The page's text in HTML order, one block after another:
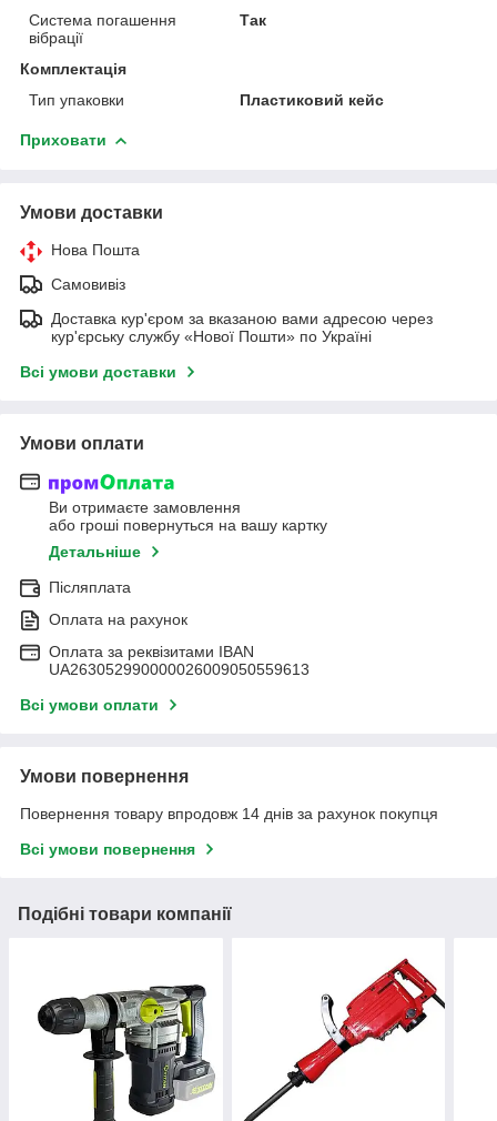
Система погашення
вібрації
Так
Комплектація
Тип упаковки
Пластиковий кейс
Приховати
Умови доставки
Нова Пошта
Самовивіз
Доставка кур'єром за вказаною вами адресою через
кур'єрську службу «Нової Пошти» по Україні
Всі умови доставки
Умови оплати
Ви отримаєте замовлення
або гроші повернуться на вашу картку
Детальніше
Післяплата
Оплата на рахунок
Оплата за реквізитами IBAN
UA263052990000026009050559613
Всі умови оплати
Умови повернення
Повернення товару впродовж 14 днів за рахунок покупця
Всі умови повернення
Подібні товари компанії